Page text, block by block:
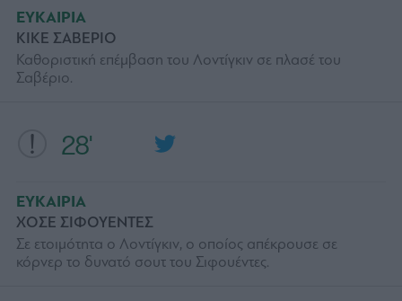
28'
ΕΥΚΑΙΡΙΑ
ΧΟΣΕ ΣΙΦΟΥΕΝΤΕΣ
Σε ετοιμότητα ο Λοντίγκιν, ο οποίος απέκρουσε σε
κόρνερ το δυνατό σουτ του Σιφουέντες.
ΕΥΚΑΙΡΙΑ
ΚΙΚΕ ΣΑΒΕΡΙΟ
Καθοριστική επέμβαση του Λοντίγκιν σε πλασέ του
Σαβέριο.